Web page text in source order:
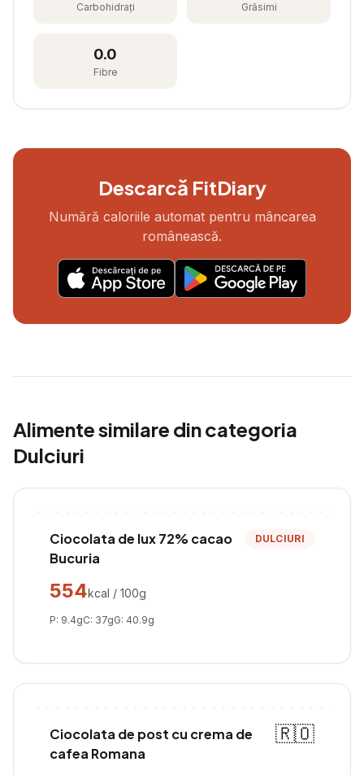
Carbohidrați Grăsimi
0.0
Fibre
Descarcă FitDiary
Numără caloriile automat pentru mâncarea
românească.
Alimente similare din categoria
Dulciuri
Ciocolata de lux 72% cacao
Bucuria
DULCIURI
554kcal / 100g
P: 9.4gC: 37gG: 40.9g
Ciocolata de post cu crema de
cafea Romana
🇷🇴